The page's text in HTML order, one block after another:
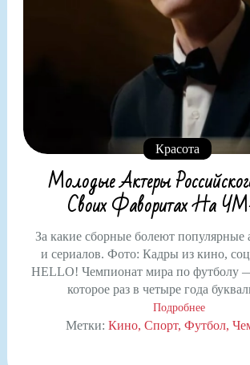
Красота
Молодые Актеры
Своих Фаворитах На
За какие сборные болеют популярные
и сериалов. Фото: Кадры из кино,
HELLO! Чемпионат мира по футболу
которое раз в четыре года
Подробнее
Метки: Кино Спорт Футбол